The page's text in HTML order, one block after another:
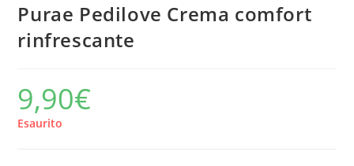
Purae Pedilove Crema comfort
rinfrescante
9,90€
Esaurito